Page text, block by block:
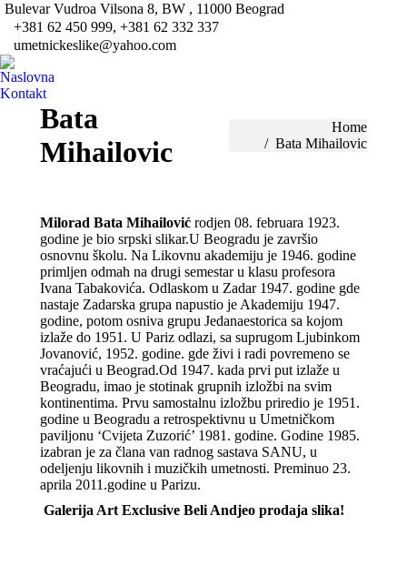
Bulevar Vudroa Vilsona 8, BW , 11000 Beograd
+381 62 450 999, +381 62 332 337
umetnickeslike@yahoo.com
Naslovna
Kontakt
Bata
Mihailovic
Home
Bata Mihailovic
Milorad Bata Mihailović rodjen 08. februara 1923.
godine je bio srpski slikar.U Beogradu je završio
osnovnu školu. Na Likovnu akademiju je 1946. godine
primljen odmah na drugi semestar u klasu profesora
Ivana Tabakovića. Odlaskom u Zadar 1947. godine gde
nastaje Zadarska grupa napustio je Akademiju 1947.
godine, potom osniva grupu Jedanaestorica sa kojom
izlaže do 1951. U Pariz odlazi, sa suprugom Ljubinkom
Jovanović, 1952. godine. gde živi i radi povremeno se
vraćajući u Beograd.Od 1947. kada prvi put izlaže u
Beogradu, imao je stotinak grupnih izložbi na svim
kontinentima. Prvu samostalnu izložbu priredio je 1951.
godine u Beogradu a retrospektivnu u Umetničkom
paviljonu ‘Cvijeta Zuzorić’ 1981. godine. Godine 1985.
izabran je za člana van radnog sastava SANU, u
odeljenju likovnih i muzičkih umetnosti. Preminuo 23.
aprila 2011.godine u Parizu.
Galerija Art Exclusive Beli Andjeo prodaja slika!